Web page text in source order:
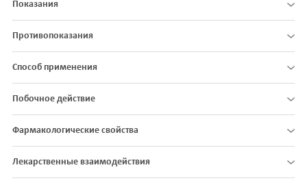
Показания
Противопоказания
Способ применения
Побочное действие
Фармакологические свойства
Лекарственные взаимодействия